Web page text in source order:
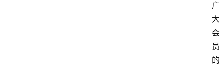
广
大
会
员
的